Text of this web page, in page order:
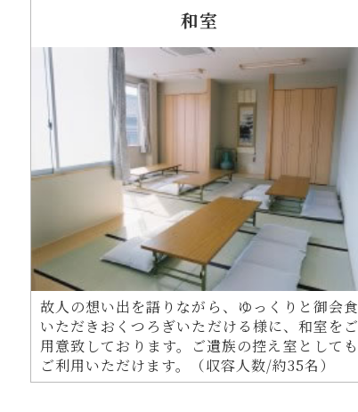
和室
故人の想い出を語りながら、ゆっくりと御会食
いただきおくつろぎいただける様に、和室をご
用意致しております。ご遺族の控え室としても
ご利用いただけます。（収容人数/約35名）